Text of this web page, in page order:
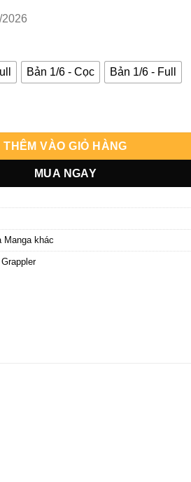
2026
Bản 1/6 - Cọc Bản 1/6 - Full
- SuperPunch số lượng
THÊM VÀO GIỎ HÀNG
MUA NGAY
Manga khác